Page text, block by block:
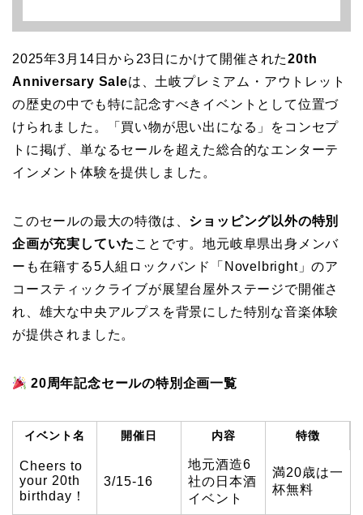
2025年3月14日から23日にかけて開催された20th
Anniversary Saleは、土岐プレミアム・アウトレット
の歴史の中でも特に記念すべきイベントとして位置づ
けられました。「買い物が思い出になる」をコンセプ
トに掲げ、単なるセールを超えた総合的なエンターテ
インメント体験を提供しました。
このセールの最大の特徴は、 ショッピング以外の特別
企画が充実していた ことです。地元岐阜県出身メンバ
ーも在籍する5人組ロックバンド「Novelbright」のア
コースティックライブが展望台屋外ステージで開催さ
れ、雄大な中央アルプスを背景にした特別な音楽体験
が提供されました。
20周年記念セールの特別企画一覧
イベント名 開催日 内容 特徴
Cheers to
your 20th
birthday！
3/15-16
地元酒造6
社の日本酒
イベント
満20歳は一
杯無料